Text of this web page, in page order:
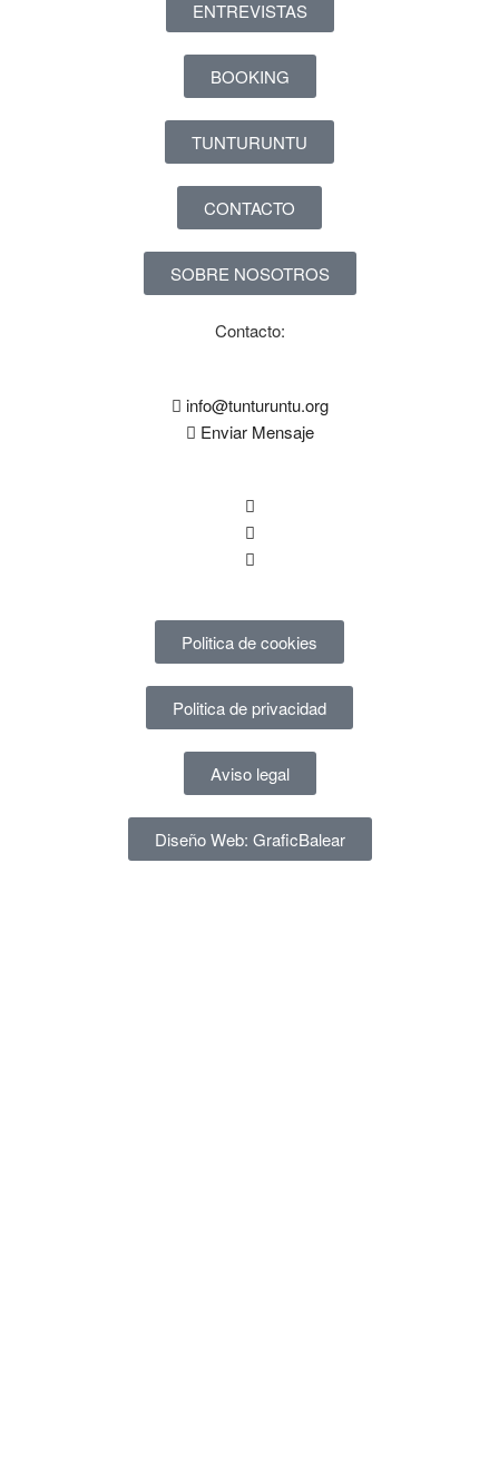
ENTREVISTAS
BOOKING
TUNTURUNTU
CONTACTO
SOBRE NOSOTROS
Contacto:
info@tunturuntu.org
Enviar Mensaje
Politica de cookies
Politica de privacidad
Aviso legal
Diseño Web: GraficBalear